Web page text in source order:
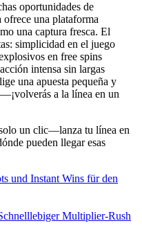
oportunidades de
ofrece una plataforma
una captura fresca. El
simplicidad en el juego
en free spins
intensa sin largas
una apuesta pequeña y
a la línea en un
un clic—lanza tu línea en
pueden llegar esas
und Instant Wins für den
Multiplier-Rush